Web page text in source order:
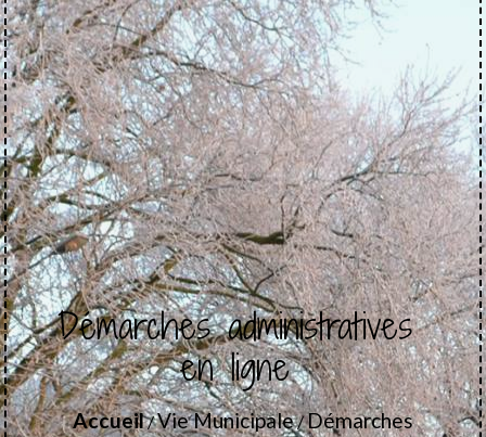
Démarches administratives
en ligne
Accueil/Vie Municipale/Démarches